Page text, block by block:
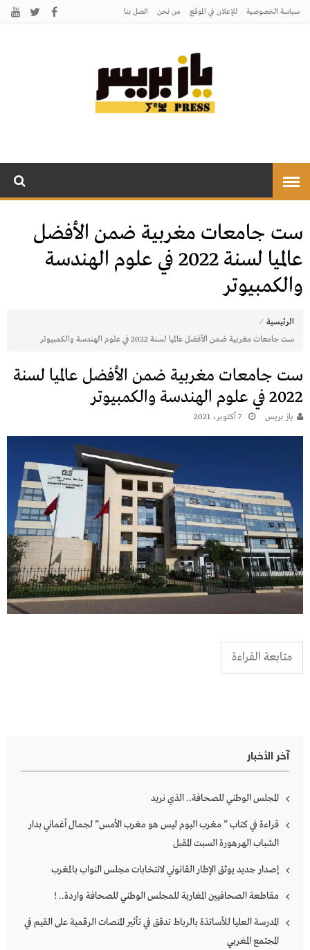
سياسة الخصوصية للإعلان في الموقع من نحن اتصل بنـا
ست جامعات مغربية ضمن الأفضل
عالميا لسنة 2022 في علوم الهندسة
والكمبيوتر
الرئيسية ⁄
ست جامعات مغربية ضمن الأفضل عالميا لسنة 2022 في علوم الهندسة والكمبيوتر
ست جامعات مغربية ضمن الأفضل عالميا لسنة
2022 في علوم الهندسة والكمبيوتر
يـاز بريـس 7 أكتوبر، 2021
متابعة القراءة
آخر الأخبار
المجلس الوطني للصحافة.. الذي نريد
قراءة في كتاب ” مغرب اليوم ليس هو مغرب الأمس” لجمال أغماني بدار
الشباب الهرهورة السبت المقبل
إصدار جديد يوثق الإطار القانوني لانتخابات مجلس النواب بالمغرب
مقاطعة الصحافيين المغاربة للمجلس الوطني للصحافة واردة.. !
المدرسة العليا للأساتذة بالرباط تدقق في تأثير المنصات الرقمية على القيم في
المجتمع المغربي